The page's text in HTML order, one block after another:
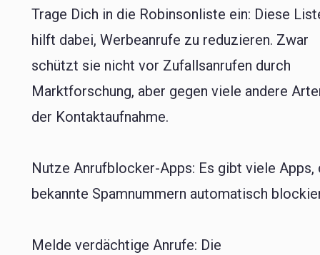
Trage Dich in die Robinsonliste ein: Diese
hilft dabei, Werbeanrufe zu reduzieren. Zwar
schützt sie nicht vor Zufallsanrufen durch
Marktforschung, aber gegen viele andere
der Kontaktaufnahme.
Nutze Anrufblocker-Apps: Es gibt viele Apps,
bekannte Spamnummern automatisch
Melde verdächtige Anrufe: Die